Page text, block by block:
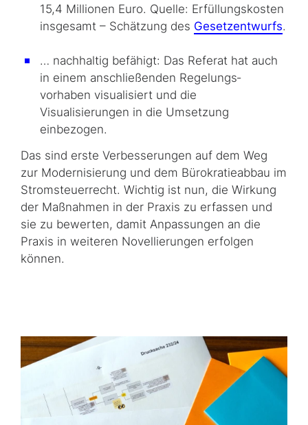
15,4 Millionen Euro. Quelle: Erfüllungskosten
insgesamt – Schätzung des Gesetzentwurfs.
… nachhaltig befähigt: Das Referat hat auch
in einem anschließenden Regelungs­
vorhaben visualisiert und die
Visualisierungen in die Umsetzung
einbezogen.
Das sind erste Verbesserungen auf dem Weg
zur Modernisierung und dem Bürokratie­ab­bau im
Stromsteuerrecht. Wichtig ist nun, die Wirkung
der Maßnahmen in der Praxis zu erfassen und
sie zu bewerten, damit Anpassungen an die
Praxis in weiteren Novellie­run­gen erfolgen
können.